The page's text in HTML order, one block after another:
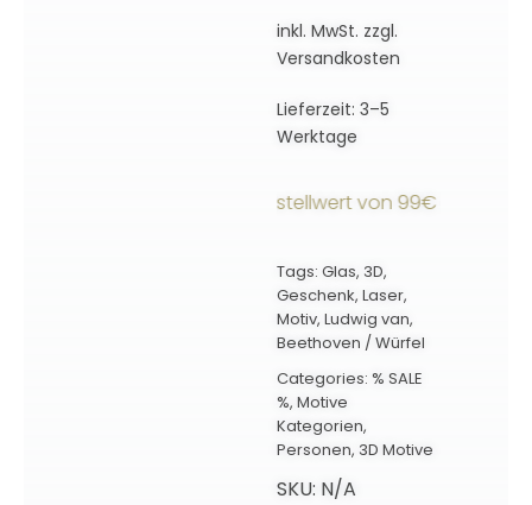
Motiv
Menge
inkl. MwSt. zzgl.
Versandkosten
Lieferzeit: 3–5
Werktage
ab einem Bestellwert von 99€ innerhalb
Tags: Glas, 3D,
Geschenk, Laser,
Motiv, Ludwig van,
Beethoven / Würfel
Categories: % SALE
%, Motive
Kategorien,
Personen, 3D Motive
SKU: N/A